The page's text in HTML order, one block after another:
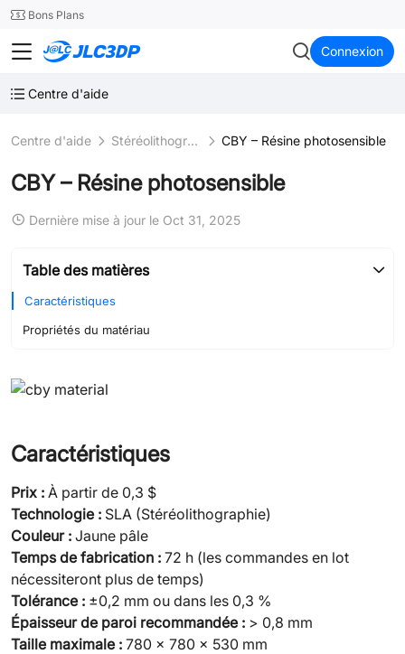
24SMT Bons Plans
JLC3DP Connexion
Centre d'aide
Centre d'aide Stéréolithographie (SLA) CBY – Résine photosensible
CBY – Résine photosensible
Dernière mise à jour le Oct 31, 2025
Table des matières
Caractéristiques
Propriétés du matériau
Caractéristiques
Prix : À partir de 0,3 $
Technologie : SLA (Stéréolithographie)
Couleur : Jaune pâle
Temps de fabrication : 72 h (les commandes en lot
nécessiteront plus de temps)
Tolérance : ±0,2 mm ou dans les 0,3 %
Épaisseur de paroi recommandée : > 0,8 mm
Taille maximale : 780 × 780 × 530 mm